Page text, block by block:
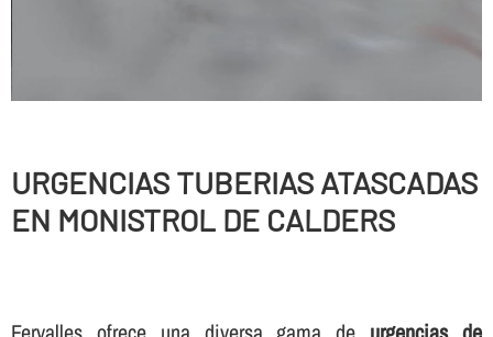
URGENCIAS TUBERIAS ATASCADAS
EN MONISTROL DE CALDERS